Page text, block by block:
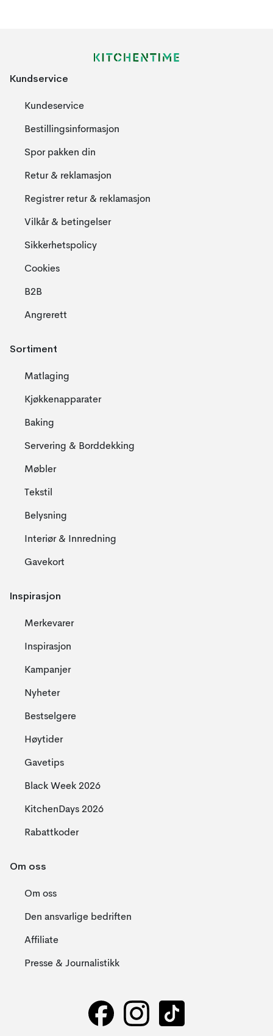
Kundservice
Kundeservice
Bestillingsinformasjon
Spor pakken din
Retur & reklamasjon
Registrer retur & reklamasjon
Vilkår & betingelser
Sikkerhetspolicy
Cookies
B2B
Angrerett
Sortiment
Matlaging
Kjøkkenapparater
Baking
Servering & Borddekking
Møbler
Tekstil
Belysning
Interiør & Innredning
Gavekort
Inspirasjon
Merkevarer
Inspirasjon
Kampanjer
Nyheter
Bestselgere
Høytider
Gavetips
Black Week 2026
KitchenDays 2026
Rabattkoder
Om oss
Om oss
Den ansvarlige bedriften
Affiliate
Presse & Journalistikk